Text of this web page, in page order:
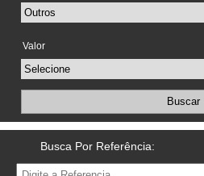
Valor
Buscar
Busca Por Referência: